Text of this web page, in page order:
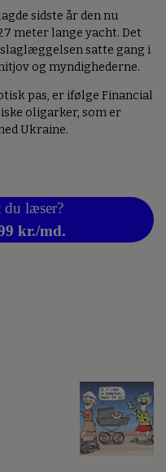
sidste år den nu
meter lange yacht. Det
satte gang i
og myndighederne.
pas, er ifølge Financial
oligarker, som er
Ukraine.
du læser?
kr./md.